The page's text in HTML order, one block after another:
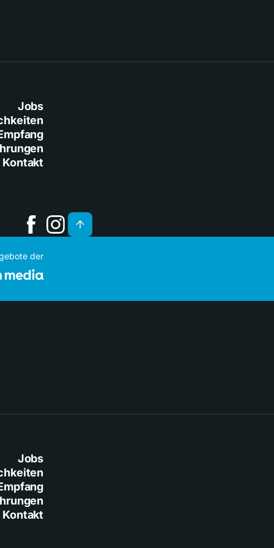
Jobs
Kontakt
der
Jobs
Kontakt